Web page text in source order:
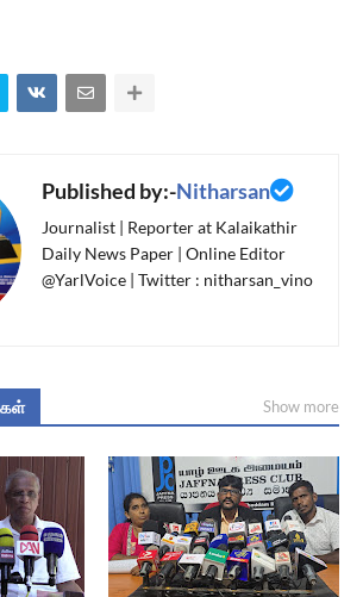
Published by:-Nitharsan
Journalist | Reporter at Kalaikathir
Daily News Paper | Online Editor
@YarlVoice | Twitter : nitharsan_vino
Show more